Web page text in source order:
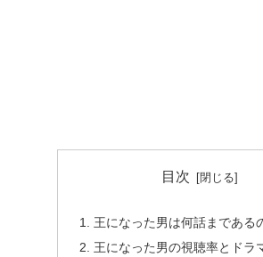
目次
王になった男は何話まである
王になった男の視聴率とドラ